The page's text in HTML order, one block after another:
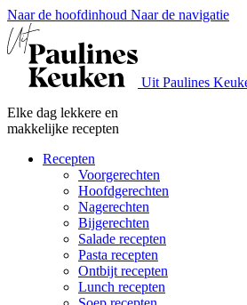
Naar de hoofdinhoud Naar de navigatie
Uit Paulines
Elke dag lekkere en
makkelijke recepten
Recepten
Voorgerechten
Hoofdgerechten
Nagerechten
Bijgerechten
Salade recepten
Pasta recepten
Ontbijt recepten
Lunch recepten